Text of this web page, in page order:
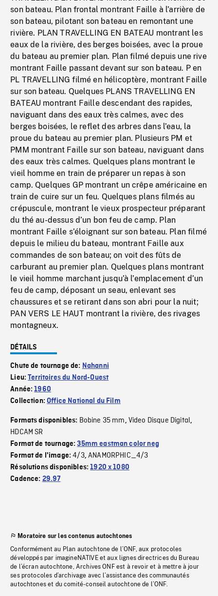
son bateau. Plan frontal montrant Faille à l’arrière de
son bateau, pilotant son bateau en remontant une
rivière. PLAN TRAVELLING EN BATEAU montrant les
eaux de la rivière, des berges boisées, avec la proue
du bateau au premier plan. Plan filmé depuis une rive
montrant Faille passant devant sur son bateau. P en
PL TRAVELLING filmé en hélicoptère, montrant Faille
sur son bateau. Quelques PLANS TRAVELLING EN
BATEAU montrant Faille descendant des rapides,
naviguant dans des eaux très calmes, avec des
berges boisées, le reflet des arbres dans l’eau, la
proue du bateau au premier plan. Plusieurs PM et
PMM montrant Faille sur son bateau, naviguant dans
des eaux très calmes. Quelques plans montrant le
vieil homme en train de préparer un repas à son
camp. Quelques GP montrant un crêpe américaine en
train de cuire sur un feu. Quelques plans filmés au
crépuscule, montrant le vieux prospecteur préparant
du thé au-dessus d’un bon feu de camp. Plan
montrant Faille s’éloignant sur son bateau. Plan filmé
depuis le milieu du bateau, montrant Faille aux
commandes de son bateau; on voit des fûts de
carburant au premier plan. Quelques plans montrant
le vieil homme marchant jusqu’à l’emplacement d’un
feu de camp, déposant un seau, enlevant ses
chaussures et se retirant dans son abri pour la nuit;
PAN VERS LE HAUT montrant la rivière, des rivages
montagneux.
DÉTAILS
Chute de tournage de: Nahanni
Lieu:Territoires du Nord-Ouest
Année:1960
Collection:Office National du Film
Formats disponibles: Bobine 35 mm, Video Disque Digital,
HDCAM SR
Format de tournage:35mm eastman color neg
Format de l'image:4/3,ANAMORPHIC_4/3
Résolutions disponibles:1920 x 1080
Cadence: 29.97
Moratoire sur les contenus autochtones
Conformément au Plan autochtone de l’ONF, aux protocoles
développés par imagineNATIVE et aux lignes directrices du Bureau
de l’écran autochtone, Archives ONF est à revoir et à mettre à jour
ses protocoles d’archivage avec l’assistance des communautés
autochtones et du comité-conseil autochtone de l’ONF.